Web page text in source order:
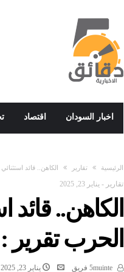
اخبار السودان اقتصاد
‫الرئيسية‬ تقارير الكاهن.. قائد
تقارير - يناير 23, 2025
الكاهن.. قائد
الحرب
يناير 23, 2025